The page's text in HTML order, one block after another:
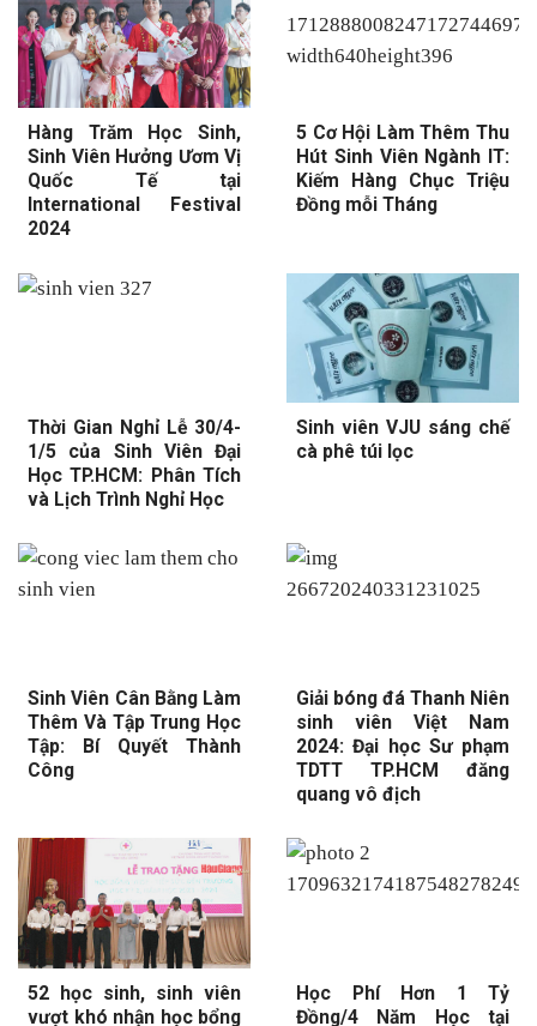
Hàng Trăm Học Sinh,
Sinh Viên Hưởng Ươm Vị
Quốc Tế tại
International Festival
2024
5 Cơ Hội Làm Thêm Thu
Hút Sinh Viên Ngành IT:
Kiếm Hàng Chục Triệu
Đồng mỗi Tháng
Thời Gian Nghỉ Lễ 30/4-
1/5 của Sinh Viên Đại
Học TP.HCM: Phân Tích
và Lịch Trình Nghỉ Học
Sinh viên VJU sáng chế
cà phê túi lọc
Sinh Viên Cân Bằng Làm
Thêm Và Tập Trung Học
Tập: Bí Quyết Thành
Công
Giải bóng đá Thanh Niên
sinh viên Việt Nam
2024: Đại học Sư phạm
TDTT TP.HCM đăng
quang vô địch
52 học sinh, sinh viên
vượt khó nhận học bổng
Học Phí Hơn 1 Tỷ
Đồng/4 Năm Học tại